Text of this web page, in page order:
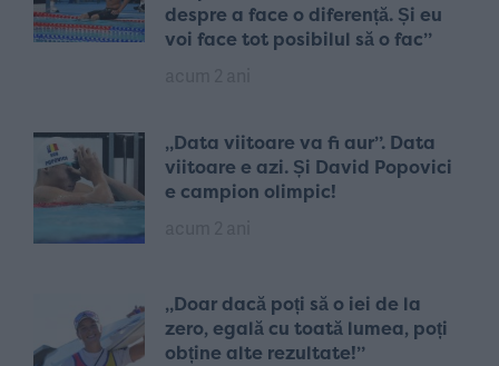
despre a face o diferență. Și eu
voi face tot posibilul să o fac”
„Data viitoare va fi aur”. Data
viitoare e azi. Și David Popovici
e campion olimpic!
„Doar dacă poți să o iei de la
zero, egală cu toată lumea, poți
obține alte rezultate!”